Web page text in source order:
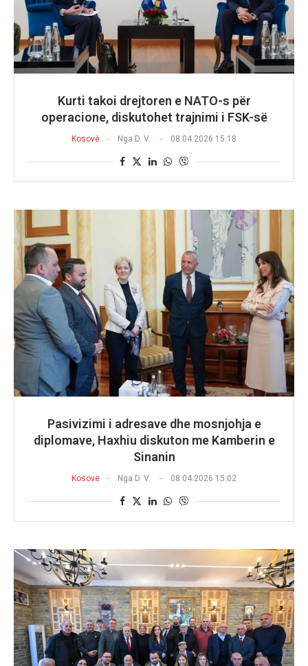
Kurti takoi drejtoren e NATO-s për
operacione, diskutohet trajnimi i FSK-së
Kosovë Nga D. V. 08.04.2026 15:18
Pasivizimi i adresave dhe mosnjohja e
diplomave, Haxhiu diskuton me Kamberin e
Sinanin
Kosovë Nga D. V. 08.04.2026 15:02